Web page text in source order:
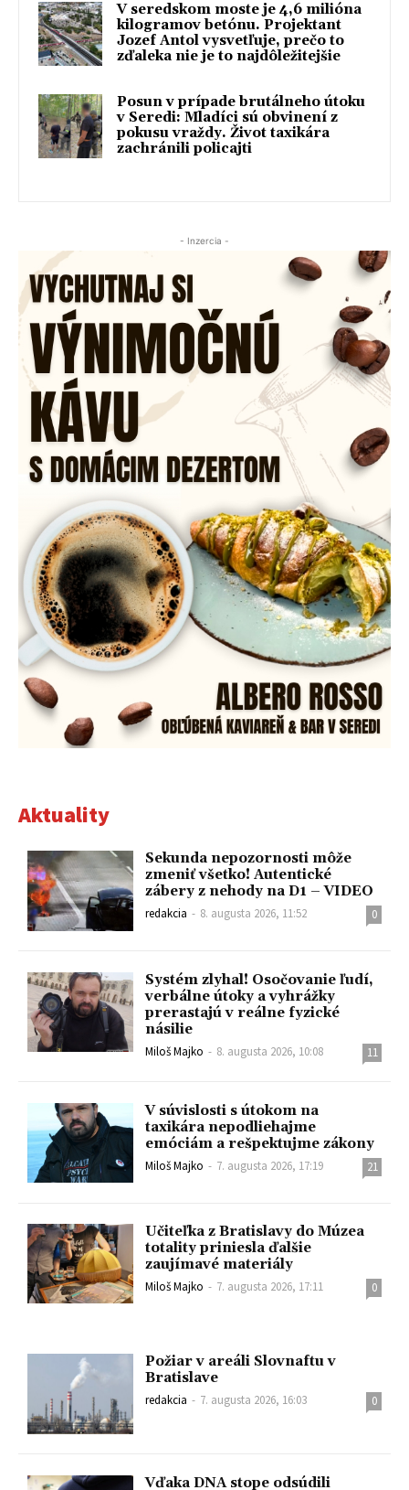
V seredskom moste je 4,6 milióna
kilogramov betónu. Projektant
Jozef Antol vysvetľuje, prečo to
zďaleka nie je to najdôležitejšie
Posun v prípade brutálneho útoku
v Seredi: Mladíci sú obvinení z
pokusu vraždy. Život taxikára
zachránili policajti
- Inzercia -
Aktuality
Sekunda nepozornosti môže
zmeniť všetko! Autentické
zábery z nehody na D1 – VIDEO
redakcia - 8. augusta 2026, 11:52 0
Systém zlyhal! Osočovanie ľudí,
verbálne útoky a vyhrážky
prerastajú v reálne fyzické
násilie
Miloš Majko - 8. augusta 2026, 10:08 11
V súvislosti s útokom na
taxikára nepodliehajme
emóciám a rešpektujme zákony
Miloš Majko - 7. augusta 2026, 17:19 21
Učiteľka z Bratislavy do Múzea
totality priniesla ďalšie
zaujímavé materiály
Miloš Majko - 7. augusta 2026, 17:11 0
Požiar v areáli Slovnaftu v
Bratislave
redakcia - 7. augusta 2026, 16:03 0
Vďaka DNA stope odsúdili